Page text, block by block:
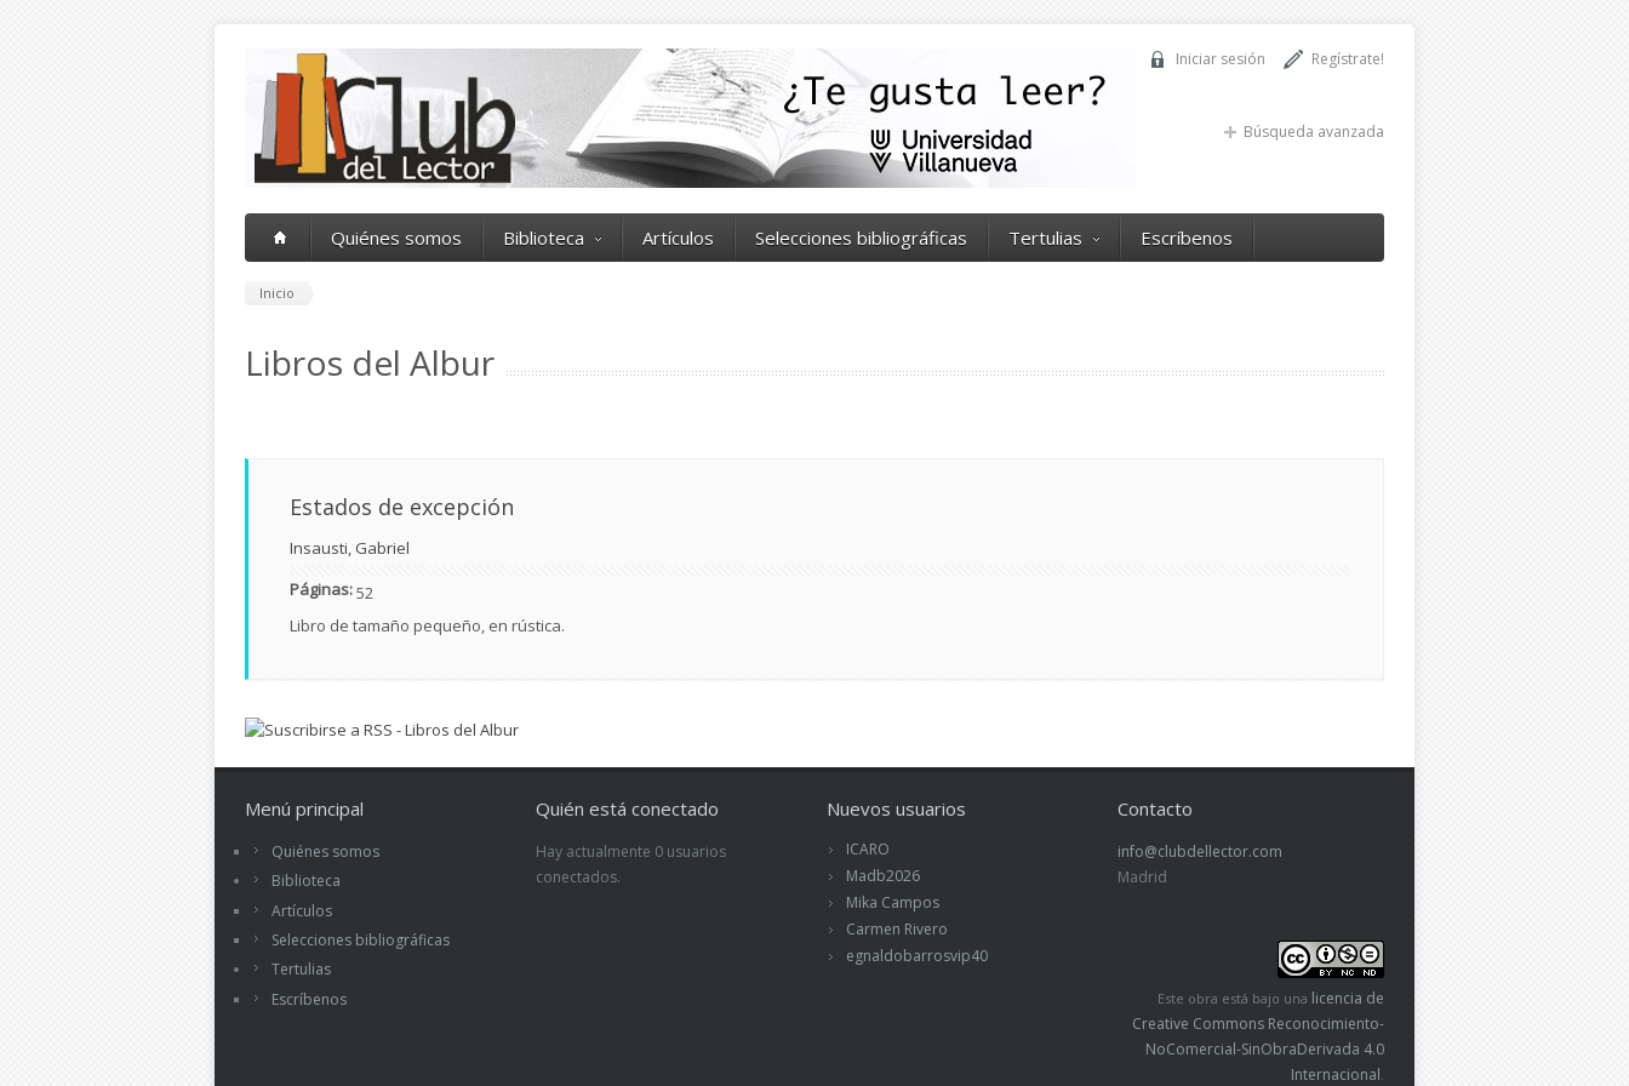
Regístrate!
Iniciar sesión
Búsqueda avanzada
Quiénes somos Biblioteca Artículos Selecciones bibliográficas Tertulias Escríbenos
Inicio
Libros del Albur
Estados de excepción
Insausti, Gabriel
Páginas:52
Libro de tamaño pequeño, en rústica.
Menú principal
Quiénes somos
Biblioteca
Artículos
Selecciones bibliográficas
Tertulias
Escríbenos
Quién está conectado
Hay actualmente 0 usuarios
conectados.
Nuevos usuarios
ICARO
Madb2026
Mika Campos
Carmen Rivero
egnaldobarrosvip40
Contacto
info@clubdellector.com
Madrid
Este obra está bajo una licencia de
Creative Commons Reconocimiento-
NoComercial-SinObraDerivada 4.0
Internacional